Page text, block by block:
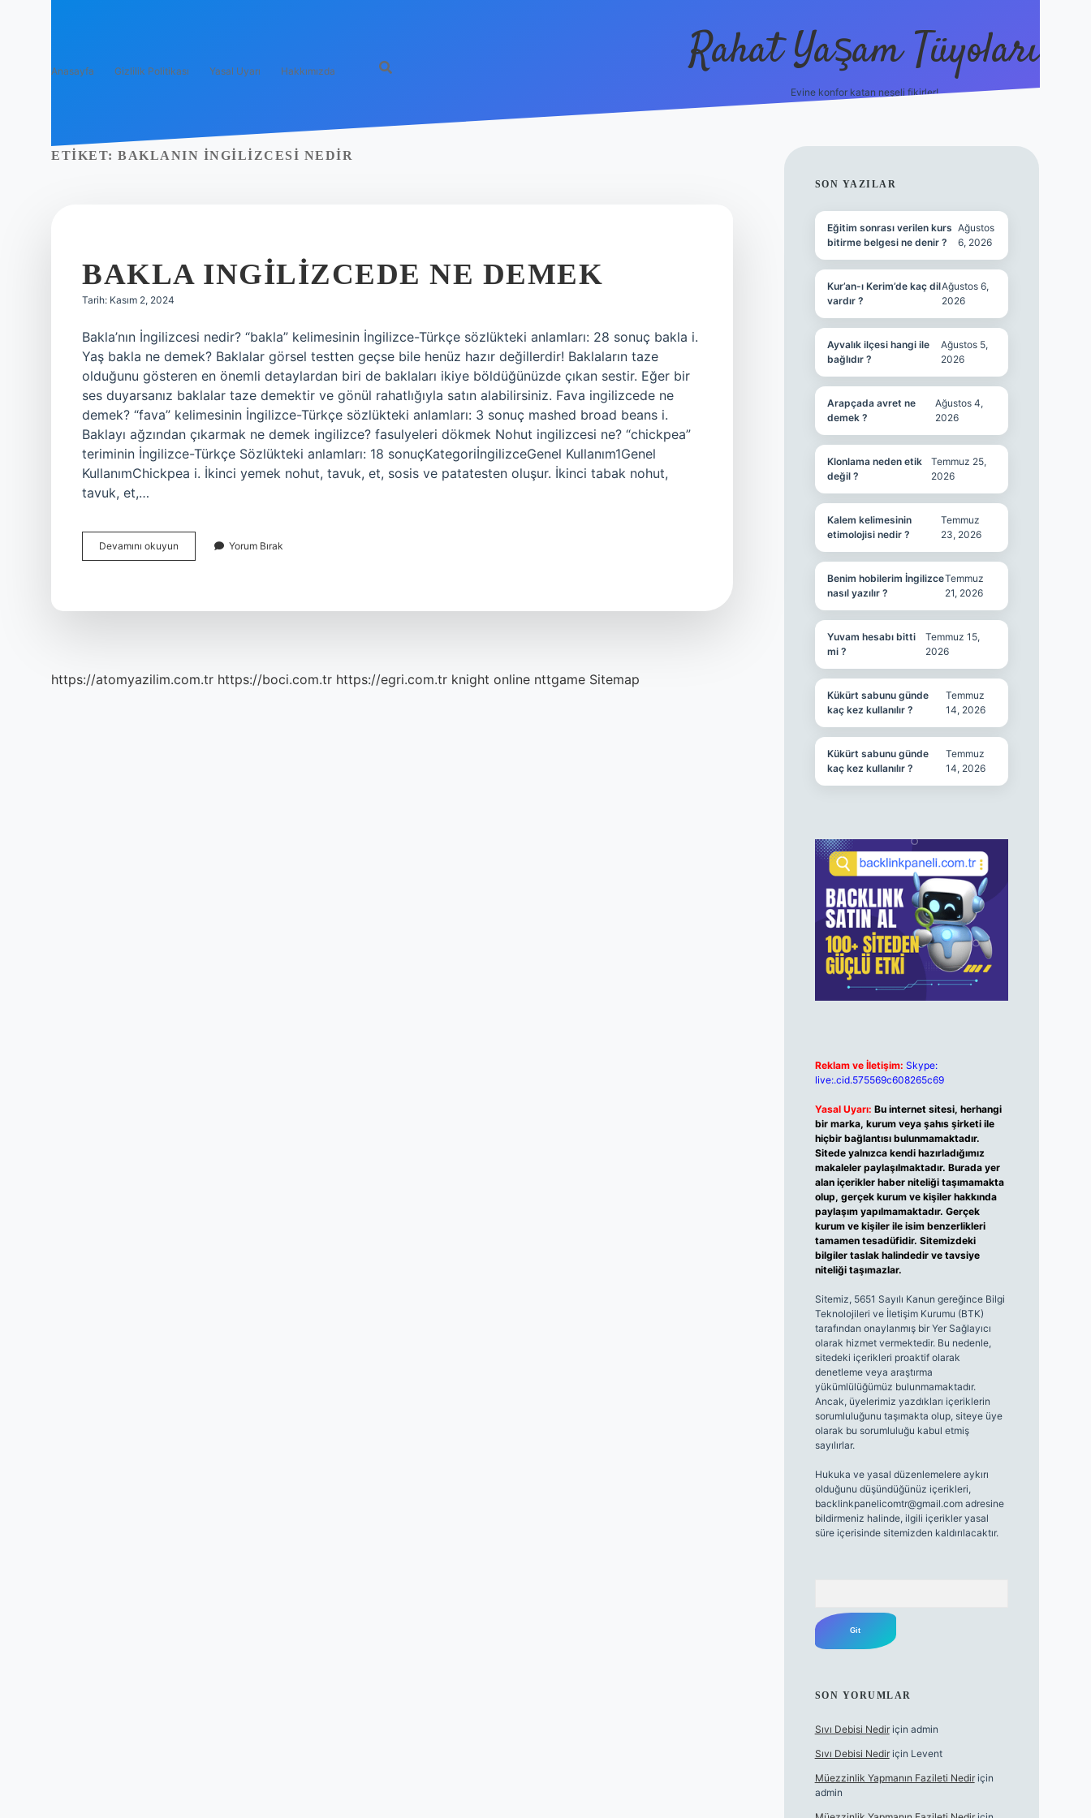
Anasayfa Gizlilik Politikası Yasal Uyarı Hakkımızda Rahat Yaşam Tüyoları
Evine konfor katan neşeli fikirler!
ETIKET: BAKLANIN İNGILIZCESI NEDIR
BAKLA INGILIZCEDE NE DEMEK
Tarih: Kasım 2, 2024
Bakla’nın İngilizcesi nedir? “bakla” kelimesinin İngilizce-Türkçe sözlükteki anlamları: 28 sonuç bakla i.
Yaş bakla ne demek? Baklalar görsel testten geçse bile henüz hazır değillerdir! Baklaların taze
olduğunu gösteren en önemli detaylardan biri de baklaları ikiye böldüğünüzde çıkan sestir. Eğer bir
ses duyarsanız baklalar taze demektir ve gönül rahatlığıyla satın alabilirsiniz. Fava ingilizcede ne
demek? “fava” kelimesinin İngilizce-Türkçe sözlükteki anlamları: 3 sonuç mashed broad beans i.
Baklayı ağzından çıkarmak ne demek ingilizce? fasulyeleri dökmek Nohut ingilizcesi ne? “chickpea”
teriminin İngilizce-Türkçe Sözlükteki anlamları: 18 sonuçKategoriİngilizceGenel Kullanım1Genel
KullanımChickpea i. İkinci yemek nohut, tavuk, et, sosis ve patatesten oluşur. İkinci tabak nohut,
tavuk, et,…
Devamını okuyun
Ingilizcede
Yorum Bırak
https://atomyazilim.com.tr https://boci.com.tr https://egri.com.tr knight online nttgame Sitemap
SIDEBAR
SON YAZILAR
Eğitim sonrası verilen kurs
bitirme belgesi ne denir ?
Ağustos
6, 2026
Kur’an-ı Kerim’de kaç dil
vardır ?
Ağustos 6,
2026
Ayvalık ilçesi hangi ile
bağlıdır ?
Ağustos 5,
2026
Arapçada avret ne
demek ?
Ağustos 4,
2026
Klonlama neden etik
değil ?
Temmuz 25,
2026
Kalem kelimesinin
etimolojisi nedir ?
Temmuz
23, 2026
Benim hobilerim İngilizce
nasıl yazılır ?
Temmuz
21, 2026
Yuvam hesabı bitti
mi ?
Temmuz 15,
2026
Kükürt sabunu günde
kaç kez kullanılır ?
Temmuz
14, 2026
Kükürt sabunu günde
kaç kez kullanılır ?
Temmuz
14, 2026
Reklam ve İletişim: Skype:
live:.cid.575569c608265c69
Yasal Uyarı: Bu internet sitesi, herhangi
bir marka, kurum veya şahıs şirketi ile
hiçbir bağlantısı bulunmamaktadır.
Sitede yalnızca kendi hazırladığımız
makaleler paylaşılmaktadır. Burada yer
alan içerikler haber niteliği taşımamakta
olup, gerçek kurum ve kişiler hakkında
paylaşım yapılmamaktadır. Gerçek
kurum ve kişiler ile isim benzerlikleri
tamamen tesadüfidir. Sitemizdeki
bilgiler taslak halindedir ve tavsiye
niteliği taşımazlar.
Sitemiz, 5651 Sayılı Kanun gereğince Bilgi
Teknolojileri ve İletişim Kurumu (BTK)
tarafından onaylanmış bir Yer Sağlayıcı
olarak hizmet vermektedir. Bu nedenle,
sitedeki içerikleri proaktif olarak
denetleme veya araştırma
yükümlülüğümüz bulunmamaktadır.
Ancak, üyelerimiz yazdıkları içeriklerin
sorumluluğunu taşımakta olup, siteye üye
olarak bu sorumluluğu kabul etmiş
sayılırlar.
Hukuka ve yasal düzenlemelere aykırı
olduğunu düşündüğünüz içerikleri,
backlinkpanelicomtr@gmail.comadresine
bildirmeniz halinde, ilgili içerikler yasal
süre içerisinde sitemizden kaldırılacaktır.
SON YORUMLAR
Sıvı Debisi Nediriçin admin
Sıvı Debisi Nediriçin Levent
Müezzinlik Yapmanın Fazileti Nediriçin
admin
ilbet canlı maç